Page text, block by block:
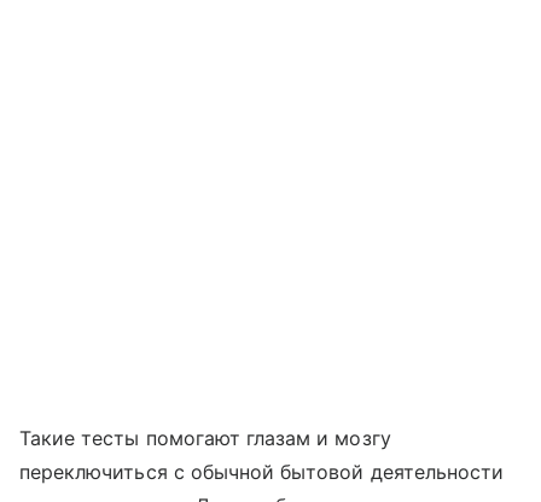
Такие тесты помогают глазам и мозгу
переключиться с обычной бытовой деятельности